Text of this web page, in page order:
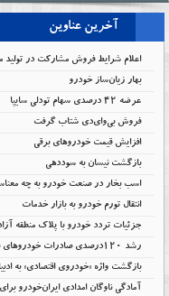
آخرین عناوین
اعلام شرایط فروش مشارکت در تولید
بهار زیان‌ساز خودرو
عرضه ۴۲ درصدی سهام تودلی سایپا
فروش بی‌وای‌دی شتاب گرفت
افزایش قیمت خودروهای برقی
بازگشت نیسان به سوددهی
اسب بخار در صنعت خودرو به چه
انتقال تورم خودرو به بازار خدمات
جزئیات تردد خودرو با پلاک منطقه آزاد
رشد ۱۲۰درصدی صادرات خودروهای برقی چین
بازگشت واژه «خودروی اقتصادی» به
آمادگی ناوگان امدادی ایران‌خودرو